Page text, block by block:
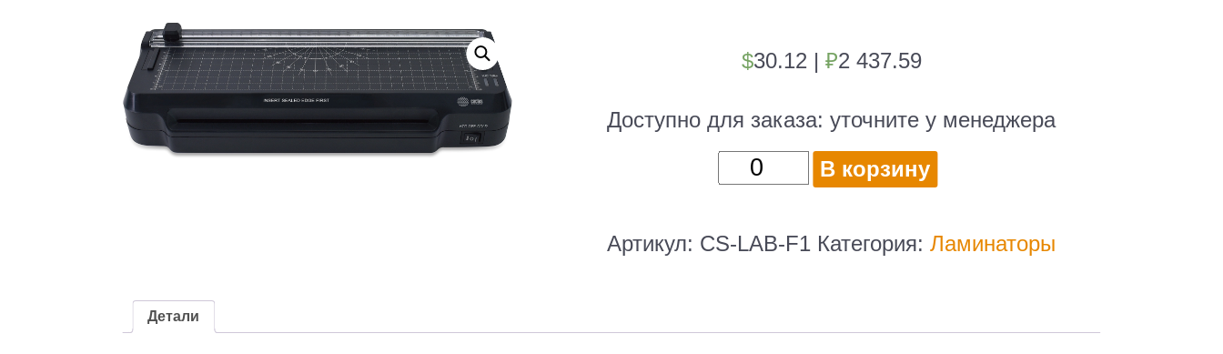
$30.12 | ₽2 437.59
Доступно для заказа:уточните у менеджера
Количество
товара
Cactus
черный
В корзину
Артикул: CS-LAB-F1 Категория:Ламинаторы
Детали